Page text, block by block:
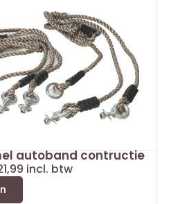
autoband contructie
incl. btw